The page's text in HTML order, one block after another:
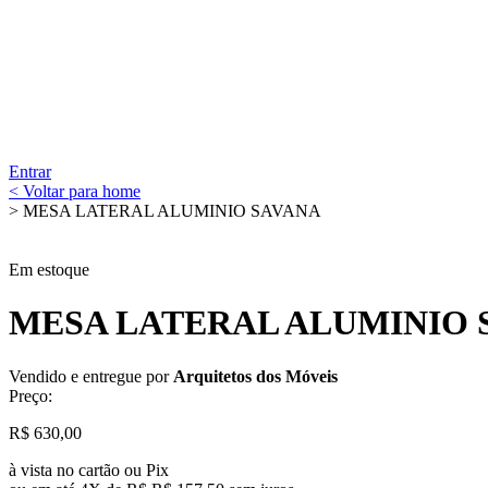
Entrar
< Voltar para home
> MESA LATERAL ALUMINIO SAVANA
Em estoque
MESA LATERAL ALUMINIO
Vendido e entregue por Arquitetos dos Móveis
Preço:
R$ 630,00
à vista no cartão ou Pix